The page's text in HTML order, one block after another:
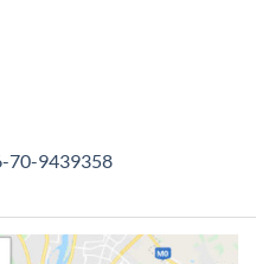
70-9439358